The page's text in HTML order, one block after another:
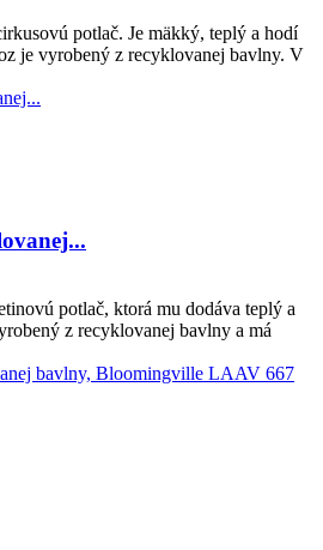
potlač. Je mäkký, teplý a hodí
je vyrobený z recyklovanej bavlny. V
potlač, ktorá mu dodáva teplý a
z recyklovanej bavlny a má